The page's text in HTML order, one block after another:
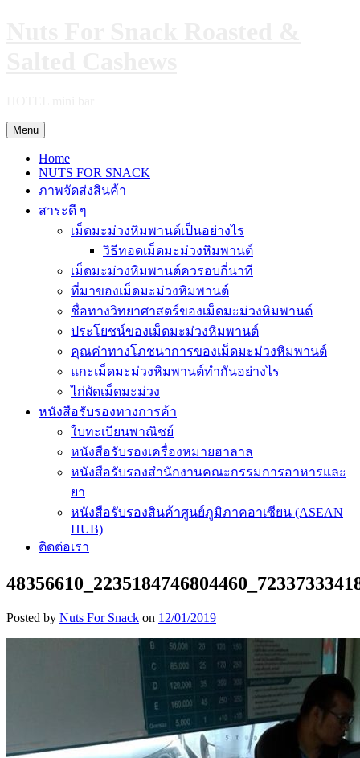
Menu
Home
NUTS FOR SNACK
ภาพจัดส่งสินค้า
สาระดี ๆ
เม็ดมะม่วงหิมพานต์เป็นอย่างไร
วิธีทอดเม็ดมะม่วงหิมพานต์
เม็ดมะม่วงหิมพานต์ควรอบกี่นาที
ที่มาของเม็ดมะม่วงหิมพานต์
ชื่อทางวิทยาศาสตร์ของเม็ดมะม่วงหิมพานต์
ประโยชน์ของเม็ดมะม่วงหิมพานต์
คุณค่าทางโภชนาการของเม็ดมะม่วงหิมพานต์
แกะเม็ดมะม่วงหิมพานต์ทำกันอย่างไร
ไก่ผัดเม็ดมะม่วง
หนังสือรับรองทางการค้า
ใบทะเบียนพาณิชย์
หนังสือรับรองเครื่องหมายฮาลาล
หนังสือรับรองสำนักงานคณะกรรมการอาหารและ
ยา
หนังสือรับรองสินค้าศูนย์ภูมิภาคอาเซียน (ASEAN
HUB)
ติดต่อเรา
Posted by Nuts For Snack on 12/01/2019